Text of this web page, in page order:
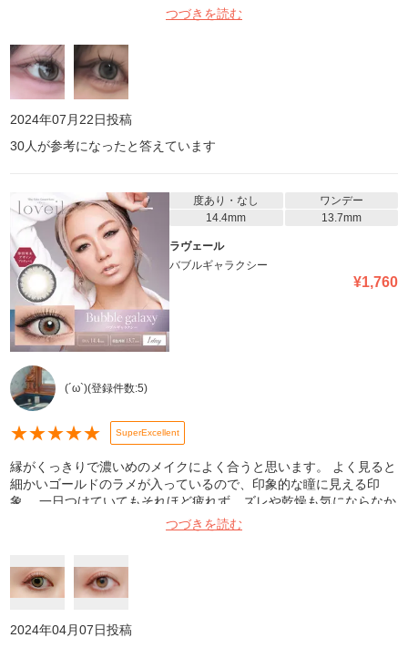
ていますが細めなのでギャルっぽくならず、光が入ったようにかわ
いい目になります👁️✨ よくスワングレーと比較されますが、全く違
います⤴️スワングレーは漆黒目にはかき消され透明感のあるような
目になります💧 グレーシャトンを買い忘れた日には外出欲がなくな
り、つけているとねこちゃんみたいでかわいい🐈‍⬛といわれます
🎵🎵 本気で1monthが出てほしいので普段レビューしませんが書い
てみました🙏🏻本当に買ってください、人生カラコンになるはずで
す1️⃣1️⃣1️⃣ ⬅️自然光・室内➡️
つづきを読む
2024年07月22日投稿
30人が参考になったと答えています
度あり・なし
ワンデー
14.4mm
13.7mm
ラヴェール
バブルギャラクシー
¥1,760
(´ω`)(登録件数:5)
★★★★★ SuperExcellent
縁がくっきりで濃いめのメイクによく合うと思います。 よく見ると
細かいゴールドのラメが入っているので、印象的な瞳に見える印
象。 一日つけていてもそれほど疲れず、ズレや乾燥も気にならなか
ったのでとても満足です。 室内にてiPhoneカメラで撮影。 左：カ
ラコン装着後(一日装着していた後の写真です) 右：装着前の裸眼 裸
に立てればと思い裸眼載せてます、すみません)
つづきを読む
2024年04月07日投稿